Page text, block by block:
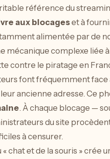
référence du
aux blocageset à
alimentée par de
mécanique complexe liée
contre le piratage en
font fréquemment face
ancienne adresse. Ce
. À chaque blocage —
du site
à censurer.
chat et de la souris »